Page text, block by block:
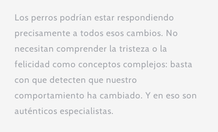
Los perros podrían estar respondiendo
precisamente a todos esos cambios. No
necesitan comprender la tristeza o la
felicidad como conceptos complejos: basta
con que detecten que nuestro
comportamiento ha cambiado. Y en eso son
auténticos especialistas.